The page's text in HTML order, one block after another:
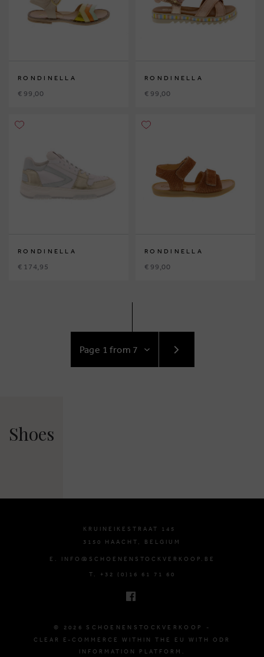
RONDINELLA
€ 99,00
RONDINELLA
€ 99,00
RONDINELLA
€ 174,95
RONDINELLA
€ 99,00
TO
NEXT
Shoes
KRUINEIKESTRAAT 145
3150 HAACHT, BELGIUM
E. INFO@SCHOENENSTOCKVERKOOP.BE
T. +32 (0)16 61 71 60
© 2026 SCHOENENSTOCKVERKOOP -
CLEAR E-COMMERCE WITHIN THE EU WITH ODR
INFORMATION PLATFORM.